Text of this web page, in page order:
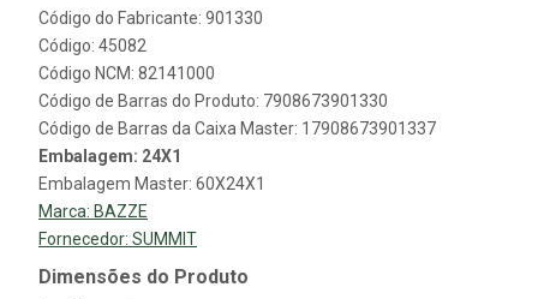
Código do Fabricante: 901330
Código: 45082
Código NCM: 82141000
Código de Barras do Produto: 7908673901330
Código de Barras da Caixa Master: 17908673901337
Embalagem: 24X1
Embalagem Master: 60X24X1
Marca: BAZZE
Fornecedor: SUMMIT
Dimensões do Produto